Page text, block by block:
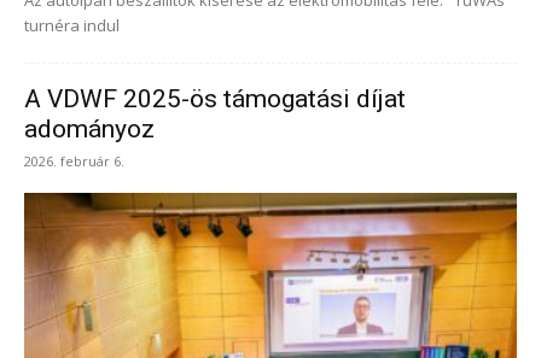
turnéra indul
A VDWF 2025-ös támogatási díjat
adományoz
2026. február 6.